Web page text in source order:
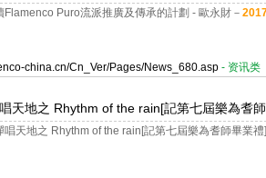
Puro流派推廣及傳承的計劃 - 歐永財－
china.cn/Cn_Ver/Pages/News_680.asp - 资讯类
唱天地之 Rhythm of the rain[記第七屆樂為耆
唱天地之 Rhythm of the rain[記第七屆樂為耆師畢業